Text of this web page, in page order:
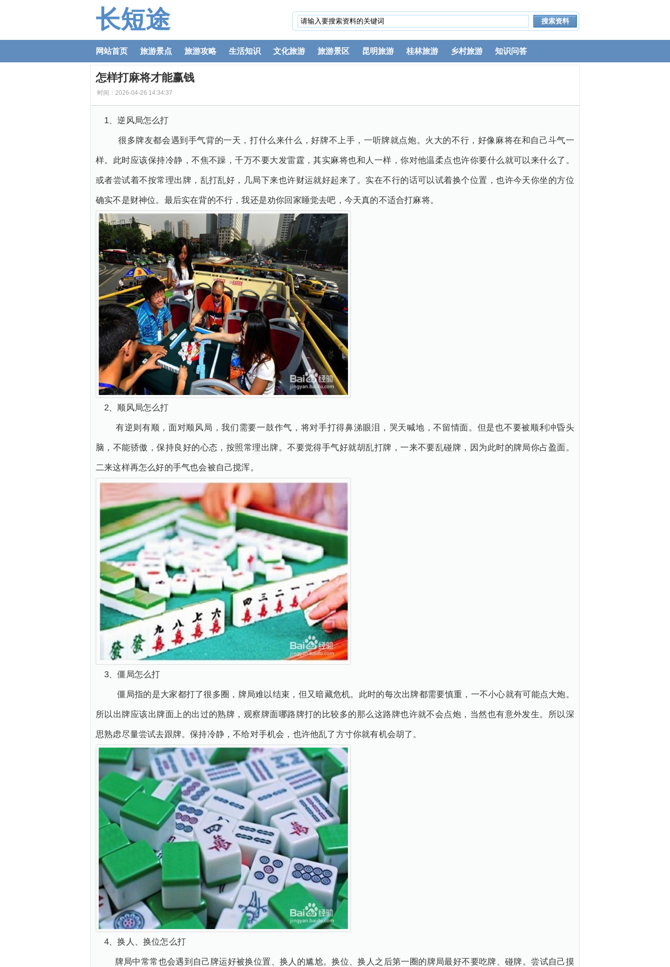
长短途
网站首页 旅游景点 旅游攻略 生活知识 文化旅游 旅游景区 昆明旅游 桂林旅游 乡村旅游 知识问答
怎样打麻将才能赢钱
时间：2026-04-26 14:34:37
1、逆风局怎么打
很多牌友都会遇到手气背的一天，打什么来什么，好牌不上手，一听牌就点炮。火大的不行，好像麻将在和自己斗气一
样。此时应该保持冷静，不焦不躁，千万不要大发雷霆，其实麻将也和人一样，你对他温柔点也许你要什么就可以来什么了。
或者尝试着不按常理出牌，乱打乱好，几局下来也许财运就好起来了。实在不行的话可以试着换个位置，也许今天你坐的方位
确实不是财神位。最后实在背的不行，我还是劝你回家睡觉去吧，今天真的不适合打麻将。
2、顺风局怎么打
有逆则有顺，面对顺风局，我们需要一鼓作气，将对手打得鼻涕眼泪，哭天喊地，不留情面。但是也不要被顺利冲昏头
脑，不能骄傲，保持良好的心态，按照常理出牌。不要觉得手气好就胡乱打牌，一来不要乱碰牌，因为此时的牌局你占盈面。
二来这样再怎么好的手气也会被自己搅浑。
3、僵局怎么打
僵局指的是大家都打了很多圈，牌局难以结束，但又暗藏危机。此时的每次出牌都需要慎重，一不小心就有可能点大炮。
所以出牌应该出牌面上的出过的熟牌，观察牌面哪路牌打的比较多的那么这路牌也许就不会点炮，当然也有意外发生。所以深
思熟虑尽量尝试去跟牌。保持冷静，不给对手机会，也许他乱了方寸你就有机会胡了。
4、换人、换位怎么打
牌局中常常也会遇到自己牌运好被换位置、换人的尴尬。换位、换人之后第一圈的牌局最好不要吃牌、碰牌。尝试自己摸